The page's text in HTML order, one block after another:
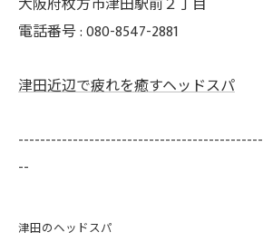
大阪府枚方市津田駅前２丁目
電話番号 : 080-8547-2881
津田近辺で疲れを癒すヘッドスパ
--
津田のヘッドスパ